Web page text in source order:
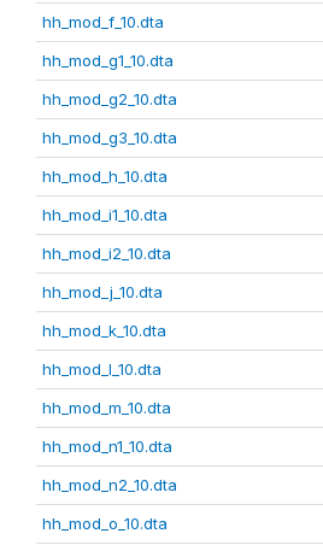
hh_mod_f_10.dta
hh_mod_g1_10.dta
hh_mod_g2_10.dta
hh_mod_g3_10.dta
hh_mod_h_10.dta
hh_mod_i1_10.dta
hh_mod_i2_10.dta
hh_mod_j_10.dta
hh_mod_k_10.dta
hh_mod_l_10.dta
hh_mod_m_10.dta
hh_mod_n1_10.dta
hh_mod_n2_10.dta
hh_mod_o_10.dta